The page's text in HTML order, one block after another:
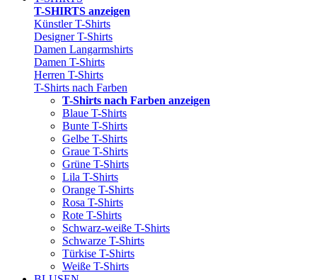
T-SHIRTS anzeigen
Künstler T-Shirts
Designer T-Shirts
Damen Langarmshirts
Damen T-Shirts
Herren T-Shirts
T-Shirts nach Farben
T-Shirts nach Farben anzeigen
Blaue T-Shirts
Bunte T-Shirts
Gelbe T-Shirts
Graue T-Shirts
Grüne T-Shirts
Lila T-Shirts
Orange T-Shirts
Rosa T-Shirts
Rote T-Shirts
Schwarz-weiße T-Shirts
Schwarze T-Shirts
Türkise T-Shirts
Weiße T-Shirts